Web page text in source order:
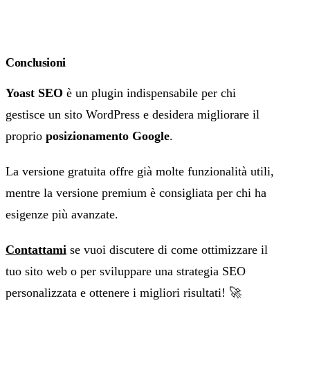
Conclusioni
Yoast SEO è un plugin indispensabile per chi
gestisce un sito WordPress e desidera migliorare il
proprio posizionamento Google.
La versione gratuita offre già molte funzionalità utili,
mentre la versione premium è consigliata per chi ha
esigenze più avanzate.
Contattami se vuoi discutere di come ottimizzare il
tuo sito web o per sviluppare una strategia SEO
personalizzata e ottenere i migliori risultati! 🚀